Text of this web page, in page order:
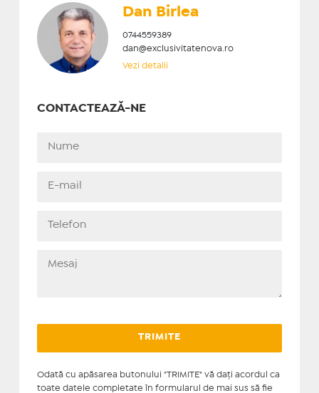
Dan Birlea
0744559389
dan@exclusivitatenova.ro
Vezi detalii
CONTACTEAZĂ-NE
Odată cu apăsarea butonului "TRIMITE" vă daţi acordul ca
toate datele completate în formularul de mai sus să fie